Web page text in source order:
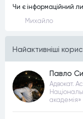
Чи є інформаційний
Михайло
Найактивнiшi
Павло
Адвокат.
академія»